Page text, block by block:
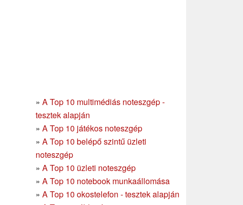
» A Top 10 multimédiás noteszgép -
tesztek alapján
» A Top 10 játékos noteszgép
» A Top 10 belépő szintű üzleti
noteszgép
» A Top 10 üzleti noteszgép
» A Top 10 notebook munkaállomása
» A Top 10 okostelefon - tesztek alapján